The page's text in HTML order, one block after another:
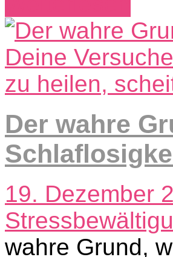
Der wahre
19. Dezember
wahre Grund,